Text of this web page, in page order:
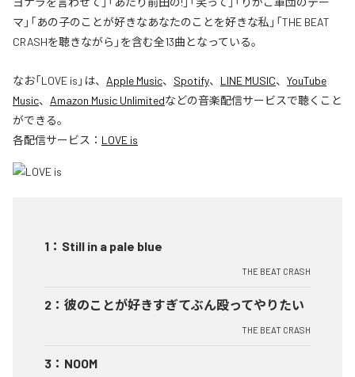
マ」「あの子のことが好きなあなたのことを好きな私」「THE BEAT
CRASHを聴きながら」を含む全13曲となっている。
なお「LOVE is 」は、 Apple Music、 Spotify、 LINE MUSIC、 YouTube
Music、 Amazon Music Unlimitedなどの音楽配信サービスで聴くこと
ができる。
各配信サービス： LOVE is
1 ： Still in a pale blue
THE BEAT CRASH
2 ： 彼のことが好きすぎてぶん殴ってやりたい
THE BEAT CRASH
3 ： NOOM